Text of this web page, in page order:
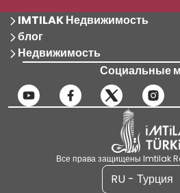
IMTILAK Недвижимость
блог
Недвижимость
Социальные
Все права защищены Imtilak
RU - Турция